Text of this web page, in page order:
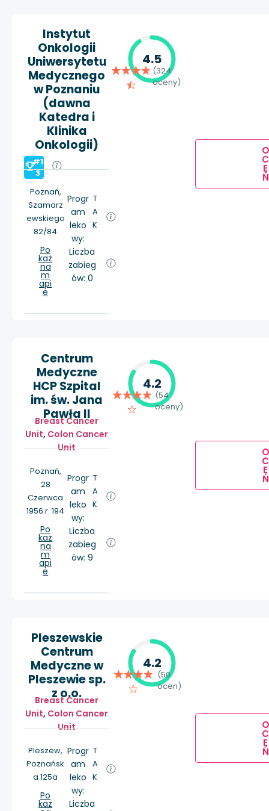
Instytut
Onkologii
Uniwersytetu
Medycznego
w Poznaniu
(dawna
Katedra i
Klinika
Onkologii)
#1
3
Poznań,
Szamarz
ewskiego
82/84
Po
każ
na
m
api
e
Progr
am
leko
wy:
T
A
K
Liczba
zabieg
ów: 0
4.5
(324
oceny)
O
C
E
Ń
Centrum
Medyczne
HCP Szpital
im. św. Jana
Pawła II
Breast Cancer
Unit, Colon Cancer
Unit
Poznań,
28
Czerwca
1956 r. 194
Po
każ
na
m
api
e
Progr
am
leko
wy:
T
A
K
Liczba
zabieg
ów: 9
4.2
(54
oceny)
O
C
E
Ń
Pleszewskie
Centrum
Medyczne w
Pleszewie sp.
z o.o.
Breast Cancer
Unit, Colon Cancer
Unit
Pleszew,
Poznańsk
a 125a
Po
każ
Progr
am
leko
wy:
T
A
K
Liczba
4.2
(50
ocen)
O
C
E
Ń